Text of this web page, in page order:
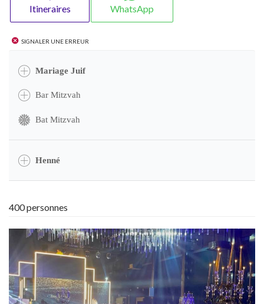
Itineraires WhatsApp
Signaler une erreur
Mariage Juif
Bar Mitzvah
Bat Mitzvah
Henné
400 personnes